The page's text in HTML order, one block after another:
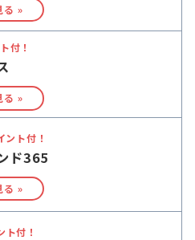
る »
付！
る »
ト付！
ド365
る »
ト付！